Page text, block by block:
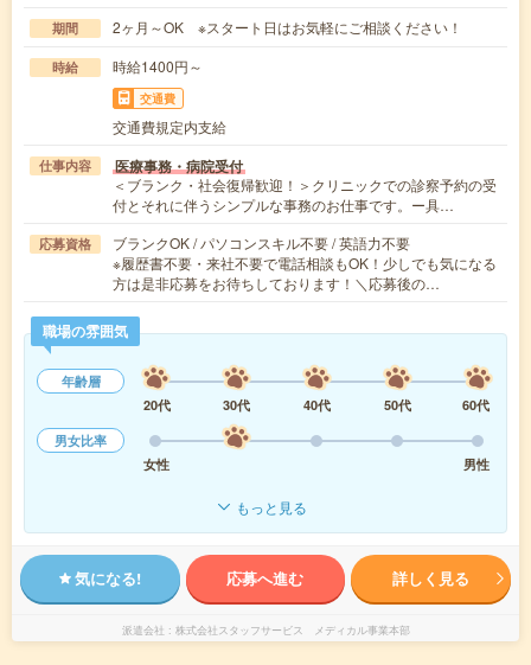
期間 2ヶ月～OK ※スタート日はお気軽にご相談ください！
時給 時給1400円～
交通費
交通費規定内支給
仕事内容 医療事務・病院受付
＜ブランク・社会復帰歓迎！＞クリニックでの診察予約の受
付とそれに伴うシンプルな事務のお仕事です。ー具…
応募資格
ブランクOK / パソコンスキル不要 / 英語力不要
※履歴書不要・来社不要で電話相談もOK！少しでも気になる
方は是非応募をお待ちしております！＼応募後の…
職場の雰囲気
年齢層
20代
30代 40代 50代
60代
男女比率
女性
男性
もっと見る
気になる! 応募へ進む 詳しく見る
派遣会社 株式会社スタッフサービス メディカル事業本部